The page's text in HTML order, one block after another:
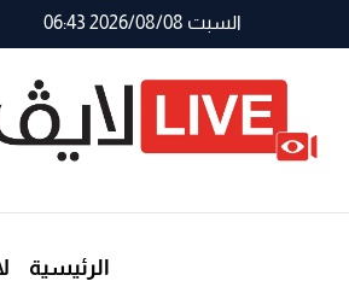
السبت 2026/08/08 06:43
الرئيسية